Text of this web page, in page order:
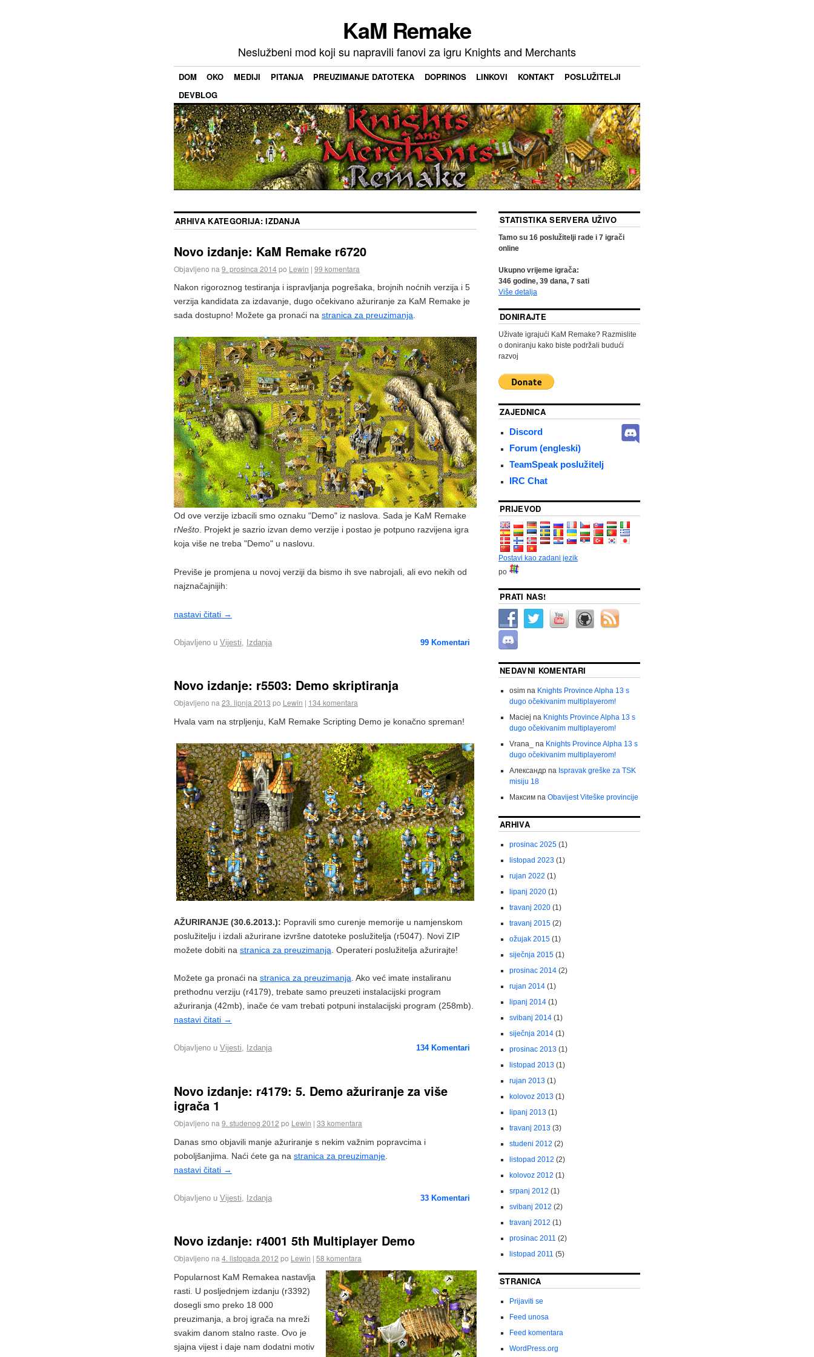
KaM Remake
Neslužbeni mod koji su napravili fanovi za igru ​​Knights and Merchants
DOM OKO MEDIJI PITANJA PREUZIMANJE DATOTEKA DOPRINOS LINKOVI KONTAKT
POSLUŽITELJI
DEVBLOG
ARHIVA KATEGORIJA:IZDANJA
Novo izdanje: KaM Remake r6720
Objavljeno na 9. prosinca 2014po Lewin | 99 komentara
Nakon rigoroznog testiranja i ispravljanja pogrešaka, brojnih noćnih verzija i 5
verzija kandidata za izdavanje, dugo očekivano ažuriranje za KaM Remake je
sada dostupno! Možete ga pronaći na stranica za preuzimanja.
Od ove verzije izbacili smo oznaku "Demo" iz naslova. Sada je KaM Remake
rNešto . Projekt je sazrio izvan demo verzije i postao je potpuno razvijena igra
koja više ne treba "Demo" u naslovu.
Previše je promjena u novoj verziji da bismo ih sve nabrojali, ali evo nekih od
najznačajnijih:
nastavi čitati →
99 Komentari
Objavljeno u Vijesti Izdanja
Novo izdanje: r5503: Demo skriptiranja
Objavljeno na 23. lipnja 2013 po Lewin | 134 komentara
Hvala vam na strpljenju, KaM Remake Scripting Demo je konačno spreman!
AŽURIRANJE (30.6.2013.): Popravili smo curenje memorije u namjenskom
poslužitelju i izdali ažurirane izvršne datoteke poslužitelja (r5047). Novi ZIP
možete dobiti na stranica za preuzimanja . Operateri poslužitelja ažurirajte!
Možete ga pronaći na stranica za preuzimanja. Ako već imate instaliranu
prethodnu verziju (r4179), trebate samo preuzeti instalacijski program
ažuriranja (42mb), inače će vam trebati potpuni instalacijski program (258mb).
nastavi čitati →
134Komentari
Objavljeno u Vijesti, Izdanja
Novo izdanje: r4179: 5. Demo ažuriranje za više
igrača 1
Objavljeno na 9. studenog 2012 po Lewin | 33 komentara
Danas smo objavili manje ažuriranje s nekim važnim popravcima i
poboljšanjima. Naći ćete ga na stranica za preuzimanje
nastavi čitati →
33 Komentari
Objavljeno u Vijesti Izdanja
Novo izdanje: r4001 5th Multiplayer Demo
Objavljeno na 4. listopada 2012 po Lewin | 58 komentara
Popularnost KaM Remakea nastavlja
rasti. U posljednjem izdanju (r3392)
dosegli smo preko 18 000
preuzimanja, a broj igrača na mreži
svakim danom stalno raste. Ovo je
sjajna vijest i daje nam dodatni motiv
STATISTIKA SERVERA UŽIVO
Tamo su 16poslužitelji rade i 7igrači
online
Ukupno vrijeme igrača:
346godine, 39dana, 7sati
Više detalja
DONIRAJTE
Uživate igrajući KaM Remake? Razmislite
o doniranju kako biste podržali budući
razvoj
ZAJEDNICA
Discord
Forum (engleski)
TeamSpeak poslužitelj
IRC Chat
PRIJEVOD
Postavi kao zadani jezik
po
PRATI NAS!
NEDAVNI KOMENTARI
osimna Knights Province Alpha 13 s
dugo očekivanim multiplayerom!
Maciej na Knights Province Alpha 13 s
dugo očekivanim multiplayerom!
Vrana_
na Knights Province Alpha 13 s
dugo očekivanim multiplayerom!
Александрna Ispravak greške za TSK
misiju 18
Максимna Obavijest Viteške provincije
ARHIVA
prosinac 2025(1)
listopad 2023(1)
rujan 2022 (1)
lipanj 2020(1)
travanj 2020(1)
travanj 2015(2)
ožujak 2015(1)
siječnja 2015(1)
prosinac 2014(2)
rujan 2014(1)
lipanj 2014(1)
svibanj 2014(1)
siječnja 2014(1)
prosinac 2013(1)
listopad 2013(1)
rujan 2013(1)
kolovoz 2013(1)
lipanj 2013(1)
travanj 2013(3)
studeni 2012 (2)
listopad 2012 (2)
kolovoz 2012 (1)
srpanj 2012 (1)
svibanj 2012 (2)
travanj 2012 (1)
prosinac 2011 (2)
listopad 2011 (5)
STRANICA
Prijaviti se
Feed unosa
Feed komentara
WordPress.org